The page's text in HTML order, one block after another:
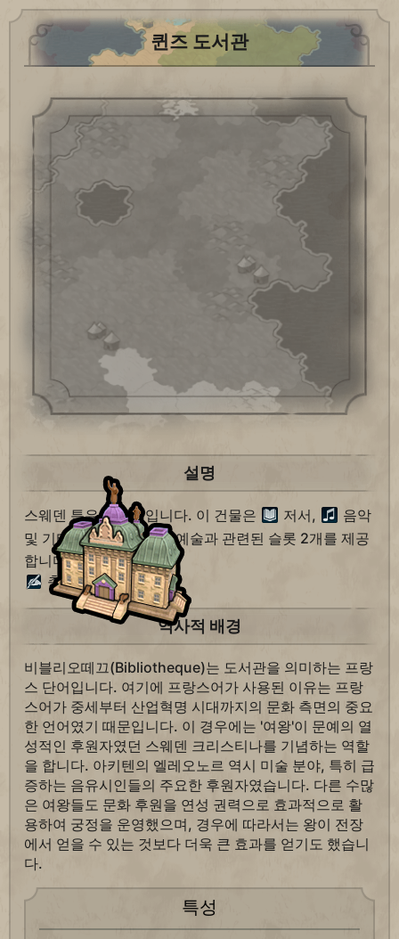
퀸즈 도서관
설명
스웨덴 특유의 건물입니다. 이 건물은 저서,
음악
및 기타 모든 유형의
예술과 관련된 슬롯 2개를 제공
합니다.
총독 타이틀 +1.
역사적 배경
비블리오떼끄(Bibliotheque)는 도서관을 의미하는 프랑
스 단어입니다. 여기에 프랑스어가 사용된 이유는 프랑
스어가 중세부터 산업혁명 시대까지의 문화 측면의 중요
한 언어였기 때문입니다. 이 경우에는 '여왕'이 문예의 열
성적인 후원자였던 스웨덴 크리스티나를 기념하는 역할
을 합니다. 아키텐의 엘레오노르 역시 미술 분야, 특히 급
증하는 음유시인들의 주요한 후원자였습니다. 다른 수많
은 여왕들도 문화 후원을 연성 권력으로 효과적으로 활
용하여 궁정을 운영했으며, 경우에 따라서는 왕이 전장
에서 얻을 수 있는 것보다 더욱 큰 효과를 얻기도 했습니
다.
특성